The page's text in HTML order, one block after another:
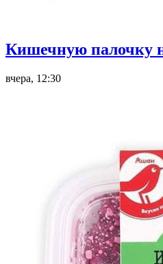
Кишечную палочку
вчера, 12:30